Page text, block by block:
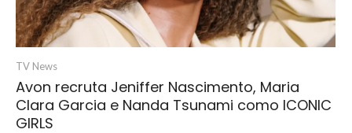
TV News
Avon recruta Jeniffer Nascimento, Maria
Clara Garcia e Nanda Tsunami como ICONIC
GIRLS